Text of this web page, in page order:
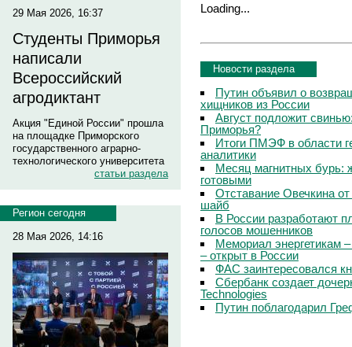
29 Мая 2026, 16:37
Студенты Приморья
написали
Всероссийский
агродиктант
Акция "Единой России" прошла
на площадке Приморского
государственного аграрно-
технологического университета
статьи раздела
Регион сегодня
28 Мая 2026, 14:16
Loading...
Новости раздела
Путин объявил о
хищников из России
Август подложит
Приморья?
Итоги ПМЭФ в области
аналитики
Месяц магнитных бурь:
готовыми
Отставание Овечкина
шайб
В России разработают
голосов мошенников
Мемориал энергетикам
– открыт в России
ФАС заинтересовался
Сбербанк создает
Technologies
Путин поблагодарил